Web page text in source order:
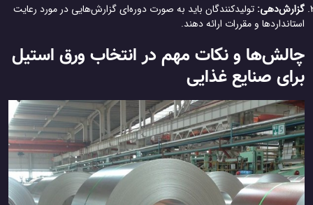
گزارش‌دهی: تولیدکنندگان باید به صورت دوره‌ای گزارش‌هایی در مورد رعایت
استانداردها و مقررات ارائه دهند.
چالش‌ها و نکات مهم در انتخاب ورق استیل
برای صنایع غذایی